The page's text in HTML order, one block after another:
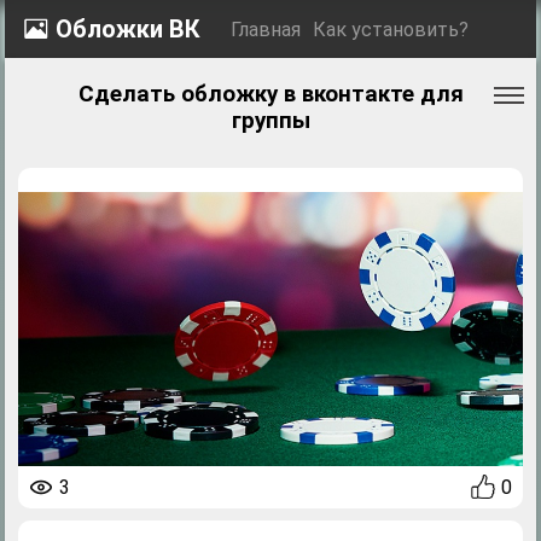
Обложки ВК Главная Как установить?
Сделать обложку в вконтакте для
группы
3 0